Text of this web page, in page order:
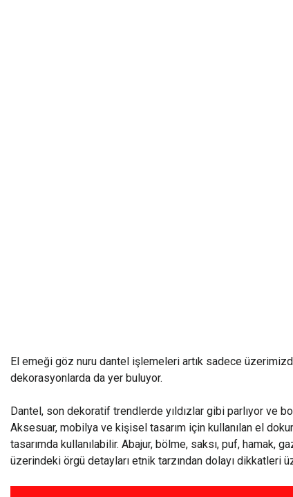
El emeği göz nuru dantel işlemeleri artık sadece
dekorasyonlarda da yer buluyor.
Dantel, son dekoratif trendlerde yıldızlar gibi parlıyor ve
Aksesuar, mobilya ve kişisel tasarım için kullanılan el
tasarımda kullanılabilir. Abajur, bölme, saksı, puf, hamak,
üzerindeki örgü detayları etnik tarzından dolayı dikkatleri